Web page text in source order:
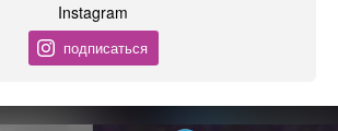
Instagram
подписаться